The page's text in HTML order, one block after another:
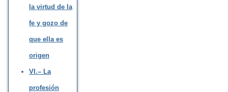
la virtud de la
fe y gozo de
que ella es
origen
VI.– La
profesión